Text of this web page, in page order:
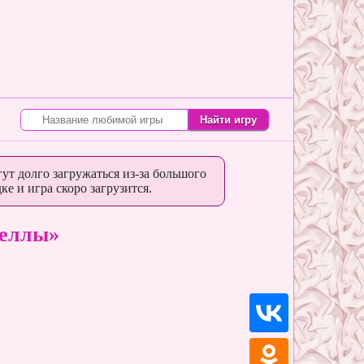
долго загружаться из-за большого
и игра скоро загрузится.